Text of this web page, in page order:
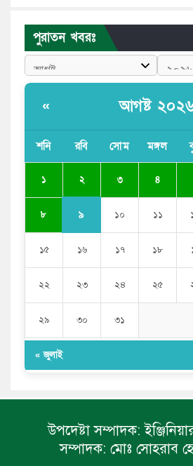
পুলিশকে পিটিয়ে রক্তাক্ত করেছি এ দৃশ্য
এনসিপি নেতা
সরকার
সজীব ওয়াজেদ জয়
পুরাতন খবরঃ
« আগষ্ট
শনি রবি সোম মঙ্গল
১ ২ ৩ ৪
৮ ৯ ১০ ১১
১৫ ১৬ ১৭ ১৮
২২ ২৩ ২৪ ২৫
২৯ ৩০ ৩১
« জুলাই
উপদেষ্টা সম্পাদক:
সম্পাদক: মোঃ সোহরাব